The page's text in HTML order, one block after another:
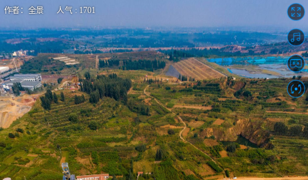
VR看兰陵
作者：全景 人气 : 1701